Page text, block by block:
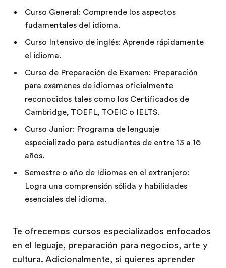
Curso General: Comprende los aspectos
fudamentales del idioma.
Curso Intensivo de inglés: Aprende rápidamente
el idioma.
Curso de Preparación de Examen: Preparación
para exámenes de idiomas oficialmente
reconocidos tales como los Certificados de
Cambridge, TOEFL, TOEIC o IELTS.
Curso Junior: Programa de lenguaje
especializado para estudiantes de entre 13 a 16
años.
Semestre o año de Idiomas en el extranjero:
Logra una comprensión sólida y habilidades
esenciales del idioma.
Te ofrecemos cursos especializados enfocados
en el leguaje, preparación para negocios, arte y
cultura. Adicionalmente, si quieres aprender